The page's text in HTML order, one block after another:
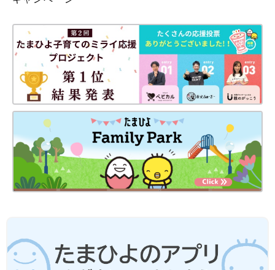
声で怒り泣きするみっちゃん。そのうちに自分の頭を叩いたり自
傷をすることもあったので、馬乗りになって止めながら耳もとで
小さい声で何度も「大丈夫だよ」「イヤだったんだね」と安心す
る言葉をなげかけていました。食事中にパニックになることもあ
るのでごはんやお皿が飛び散るときもありました。
その頃の私は、常に臨戦態勢でいつもヨレヨレのTシャツを着
て、パニックが中心の生活を送っていました。毎日、朝起きたら
「今日1日、パニックをどう乗り切ろう」と考え、帰ってくる時
間になると「今日はどれぐらいのパニックだろう」とビクビクし
ながら過ごしていました。特に後半は体が大きくなってきた自分
の息子に恐怖すら感じたり、一緒にいるのも苦痛と感じることも
ありましたが、デイサービスの先生に話を聞いてもらったりして
とんどなくなりましたが、1週間に1回ぐらい我慢していたことが
溢れてしまって、しくしくと泣くことはあります。